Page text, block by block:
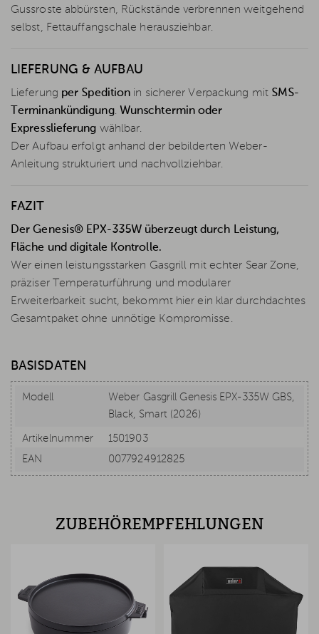
Gussroste abbürsten, Rückstände verbrennen weitgehend
selbst, Fettauffangschale herausziehbar.
LIEFERUNG & AUFBAU
Lieferung per Spedition in sicherer Verpackung mit SMS-
Terminankündigung. Wunschtermin oder
Expresslieferung wählbar.
Der Aufbau erfolgt anhand der bebilderten Weber-
Anleitung strukturiert und nachvollziehbar.
FAZIT
Der Genesis® EPX-335W überzeugt durch Leistung,
Fläche und digitale Kontrolle.
Wer einen leistungsstarken Gasgrill mit echter Sear Zone,
präziser Temperaturführung und modularer
Erweiterbarkeit sucht, bekommt hier ein klar durchdachtes
Gesamtpaket ohne unnötige Kompromisse.
BASISDATEN
Modell
Weber Gasgrill Genesis EPX-335W GBS,
Black, Smart (2026)
Artikelnummer
1501903
EAN
0077924912825
ZUBEHÖREMPFEHLUNGEN